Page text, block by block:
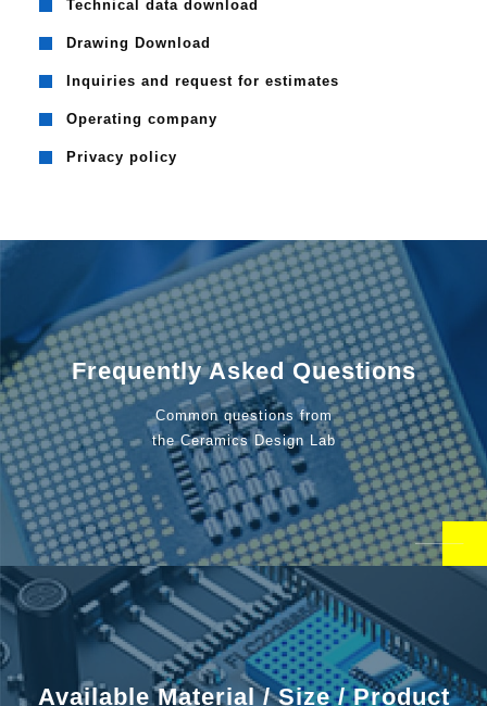
Technical data download
Drawing Download
Inquiries and request for estimates
Operating company
Privacy policy
Frequently Asked Questions
Common questions from
the Ceramics Design Lab
Available Material / Size / Product